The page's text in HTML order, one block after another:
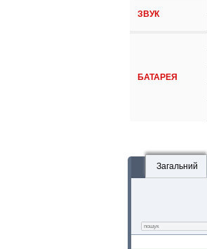
ЗВУК
БАТАРЕЯ
Загальний